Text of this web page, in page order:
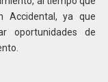
Accidental, ya que
oportunidades de